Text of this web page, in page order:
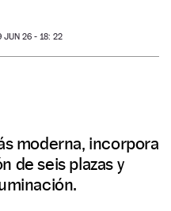
JUN 26 - 18: 22
moderna, incorpora
de seis plazas y